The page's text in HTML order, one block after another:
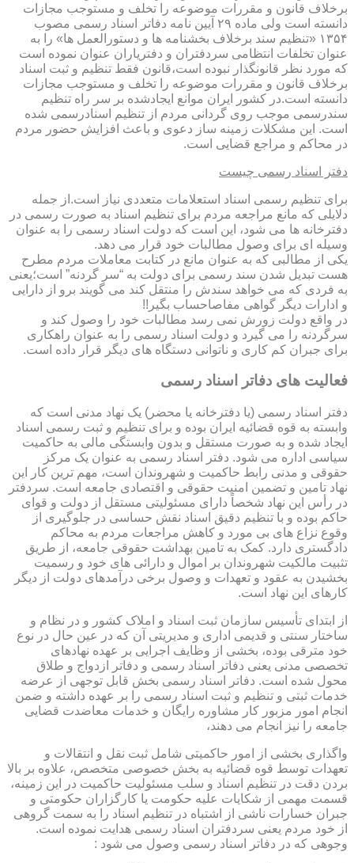
برخلاف قانون و مقررات موضوعه را تخلف و مستوجب مجازات
دانسته است ولی ماده ۲۹ آیین نامه دفاتر اسناد رسمی مصوب
۱۳۵۴ «تنظیم سند برخلاف بخشنامه ها و دستورالعمل ها» را به
عنوان تخلفات انتظامی سردفتران و دفتریاران عنوان نموده است
که مورد نظر قانونگذار نبوده است،قانون فقط تنظیم و ثبت اسناد
برخلاف قانون و مقررات موضوعه را تخلف و مستوجب مجازات
دانسته است.در کشور ایران موانع ایجادشده بر سر راه تنظیم
سندرسمی موجب روی گردانی مردم از تنظیم اسنادرسمی شده
است. این مشکلات زمینه ساز دعوی و باعث افزایش حضور مردم
در محاکم و مراجع قضایی است.
دفتر اسناد رسمی چیست
برای تنظیم رسمی اسناد استعلامات متعددی نیاز است.از جمله
دلایلی که مانع مراجعه مردم برای تنظیم اسناد به صورت رسمی در
دفترخانه ها می شود، این است که دولت اسناد رسمی را به عنوان
وسیله ای برای وصول مطالبات خود قرار می دهد.
یکی از مطالبی که به عنوان مانع در کتابت معاملات مردم مطرح
هست تبدیل شدن سند رسمی برای دولت به “سر گردنه” است؛یعنی
به فردی که می خواهد سندش را منتقل کند می گویند برو از دارایی
و ادارات دیگر گواهی مفاصاحساب بگیر!!
در واقع دولت زورش نمی رسد مطالبات خود را وصول کند و
سرگردنه را می گیرد و دولت اسناد رسمی را به عنوان راهکاری
برای جبران کم کاری و ناتوانی دستگاه های دیگر قرار داده است.
فعالیت های دفاتر اسناد رسمی
دفتر اسناد رسمی (یا دفترخانه یا محضر) یک نهاد مدنی است که
وابسته به قوه قضائیه ایران بوده و برای تنظیم و ثبت رسمی اسناد
ایجاد شده و به صورت مستقل و بدون وابستگی مالی به حاکمیت
سیاسی اداره می شود. دفتر اسناد رسمی به عنوان یک مرکز
حقوقی و مدنی رابط حاکمیت و شهروندان است، مهم ترین کار این
نهاد تامین و تضمین امنیت حقوقی و اقتصادی جامعه است. سردفتر
در رأس این نهاد شخصاً دارای مسئولیتی مستقل از دولت و قوای
حاکم بوده و با تنظیم دقیق اسناد نقش حساسی در جلوگیری از
وقوع نزاع های بی مورد و کاهش مراجعات مردم به محاکم
دادگستری دارد. کمک به تامین بهداشت حقوقی جامعه، از طریق
تثبیت مالکیت شهروندان بر اموال و دارائی های خود و رسمیت
بخشیدن به عقود و تعهدات و وصول برخی درآمدهای دولت از دیگر
کارهای این نهاد است.
از ابتدای تأسیس سازمان ثبت اسناد و املاک کشور و در نظام و
ساختار سنتی و قدیمی اداری و مدیریتی آن که در عین حال در نوع
خود مترقی بوده، بخشی از وظایف اجرایی بر عهده نهادهای
تخصصی مدنی یعنی دفاتر اسناد رسمی و دفاتر ازدواج و طلاق
محول شده است. دفاتر اسناد رسمی بخش قابل توجهی از عرضه
خدمات ثبتی و تنظیم و ثبت اسناد رسمی را بر عهده داشته و ضمن
انجام امور مزبور کار مشاوره رایگان و خدمات معاضدت قضایی
جامعه را نیز انجام می دهند،
واگذاری بخشی از امور حاکمیتی شامل ثبت نقل و انتقالات و
تعهدات توسط قوه قضائیه به بخش خصوصی متخصص، علاوه بر بالا
بردن دقت در تنظیم اسناد و سلب مسئولیت حاکمیت در این زمینه،
قسمت مهمی از شکایات علیه حکومت یا کارگزاران حکومتی و
جبران خسارات ناشی از اشتباه در تنظیم اسناد را به سمت گروهی
از خود مردم یعنی سردفتران اسناد رسمی هدایت نموده است.
وجوهی که در دفاتر اسناد رسمی وصول می شود :